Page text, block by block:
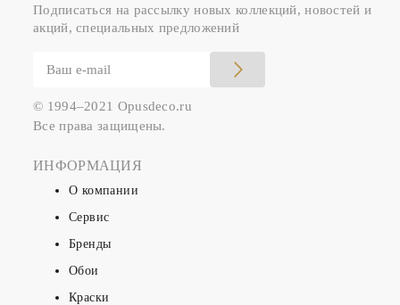
Подписаться на рассылку новых коллекций, новостей и
акций, специальных предложений
© 1994–2021 Opusdeco.ru
Все права защищены.
ИНФОРМАЦИЯ
О компании
Сервис
Бренды
Обои
Краски